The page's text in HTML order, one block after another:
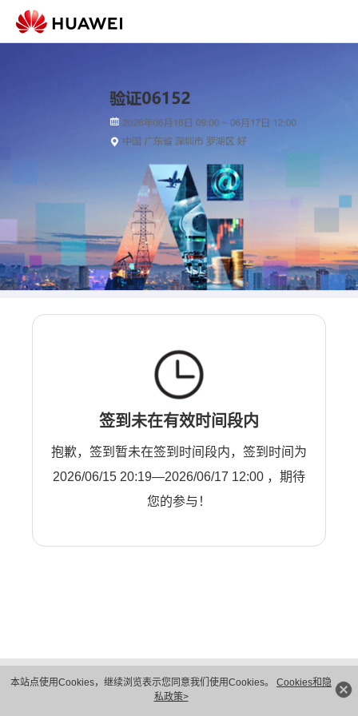
本站点使用Cookies，继续浏览表示您同意我们使用Cookies。 Cookies和隐
私政策>
签到未在有效时间段内
抱歉，签到暂未在签到时间段内，签到时间为
2026/06/15 20:19—2026/06/17 12:00 ，期待
您的参与！
隐私保护
法律声明